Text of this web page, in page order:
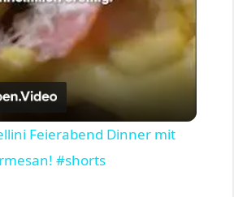
y
V
i
Feierabend Dinner mit
#shorts